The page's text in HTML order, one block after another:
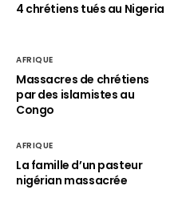
4 chrétiens tués au Nigeria
AFRIQUE
Massacres de chrétiens
par des islamistes au
Congo
AFRIQUE
La famille d’un pasteur
nigérian massacrée